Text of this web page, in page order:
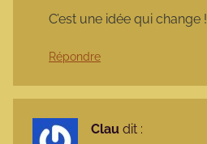
C’est une idée qui change !
Répondre
Clau dit :